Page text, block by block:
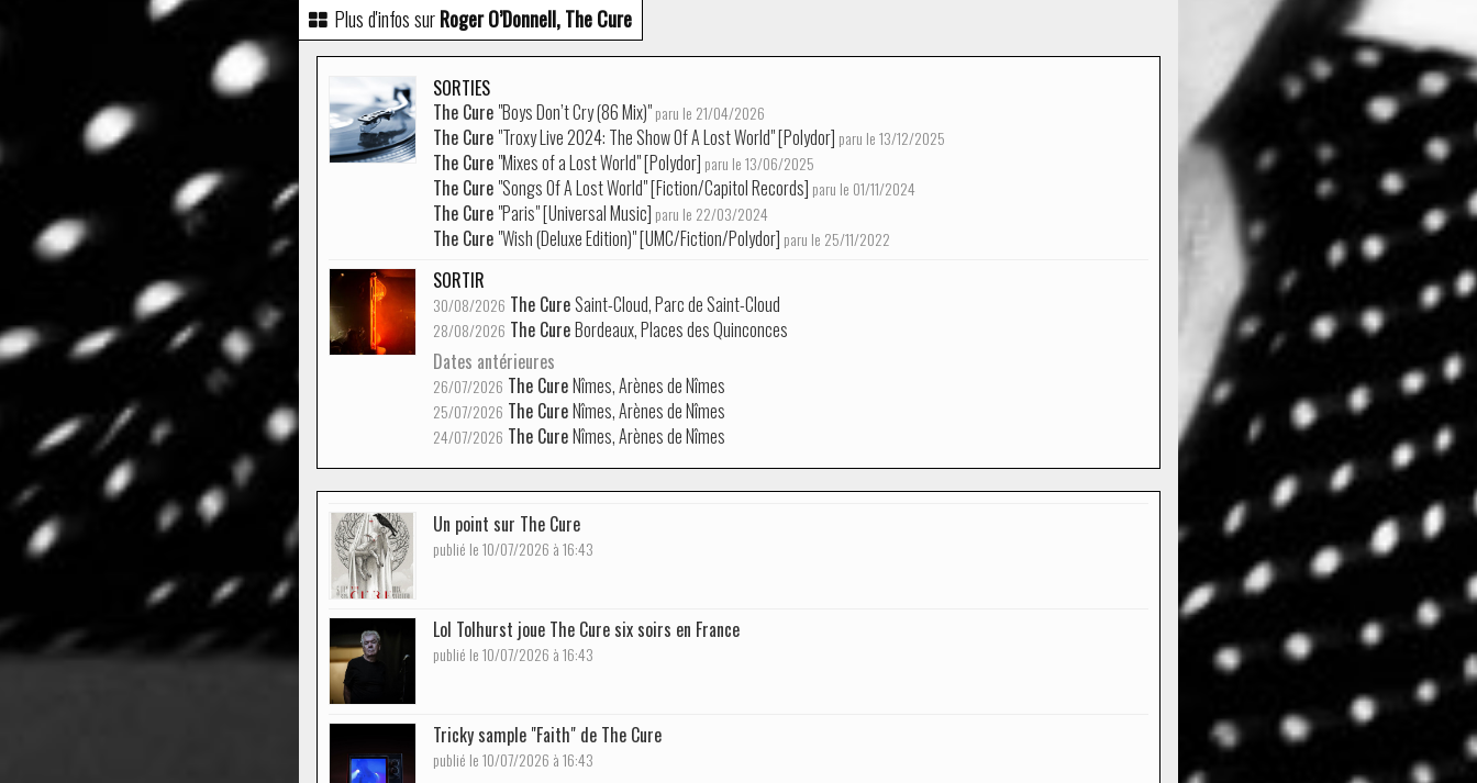
Plus d'infos surRoger O’Donnell, The Cure
SORTIES
The Cure "Boys Don’t Cry (86 Mix)"paru le 21/04/2026
The Cure "Troxy Live 2024: The Show Of A Lost World" [Polydor] paru le 13/12/2025
The Cure "Mixes of a Lost World" [Polydor] paru le 13/06/2025
The Cure "Songs Of A Lost World" [Fiction/Capitol Records] paru le 01/11/2024
The Cure "Paris" [Universal Music] paru le 22/03/2024
The Cure "Wish (Deluxe Edition)" [UMC/Fiction/Polydor] paru le 25/11/2022
SORTIR
30/08/2026 The CureSaint-Cloud, Parc de Saint-Cloud
28/08/2026 The CureBordeaux, Places des Quinconces
Dates antérieures
26/07/2026 The CureNîmes, Arènes de Nîmes
25/07/2026 The CureNîmes, Arènes de Nîmes
24/07/2026 The CureNîmes, Arènes de Nîmes
Un point sur The Cure
publié le 10/07/2026 à 16:43
Lol Tolhurst joue The Cure six soirs en France
publié le 10/07/2026 à 16:43
Tricky sample "Faith" de The Cure
publié le 10/07/2026 à 16:43